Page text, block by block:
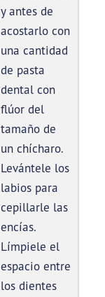
y antes de
acostarlo con
una cantidad
de pasta
dental con
flúor del
tamaño de
un chícharo.
Levántele los
labios para
cepillarle las
encías.
Límpiele el
espacio entre
los dientes